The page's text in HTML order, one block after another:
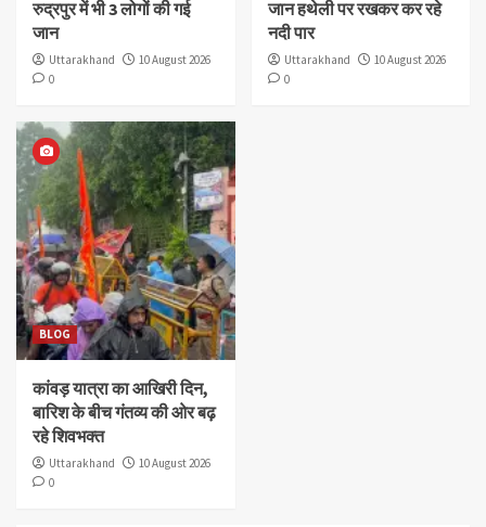
रुद्रपुर में भी 3 लोगों की गई
जान
Uttarakhand
10 August 2026
0
जान हथेली पर रखकर कर रहे
नदी पार
Uttarakhand
10 August 2026
0
BLOG
कांवड़ यात्रा का आखिरी दिन,
बारिश के बीच गंतव्य की ओर बढ़
रहे शिवभक्त
Uttarakhand
10 August 2026
0